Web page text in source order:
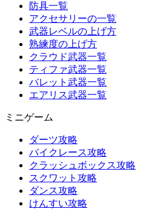
防具一覧
アクセサリーの一覧
武器レベルの上げ方
熟練度の上げ方
クラウド武器一覧
ティファ武器一覧
バレット武器一覧
エアリス武器一覧
ミニゲーム
ダーツ攻略
バイクレース攻略
クラッシュボックス攻略
スクワット攻略
ダンス攻略
けんすい攻略